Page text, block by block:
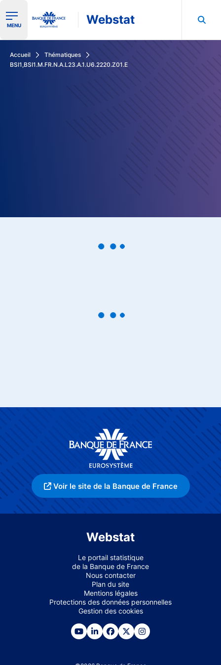
Ouvrir le menu de navigation
MENU Webstat
Accueil
Thématiques
BSI1,BSI1.M.FR.N.A.L23.A.1.U6.2220.Z01.E
Voir le site de la Banque de France
Webstat
Le portail statistique
de la Banque de France
Nous contacter
Plan du site
Mentions légales
Protections des données personnelles
Gestion des cookies